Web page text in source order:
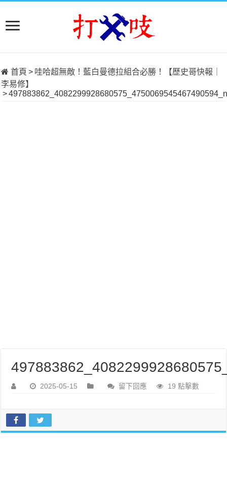
首頁 > 哇哈超無敵！藍白曼德拉組合必勝！【歷史哥快報｜
李易修】
>
2025-05-15 留下回應 19 點擊數